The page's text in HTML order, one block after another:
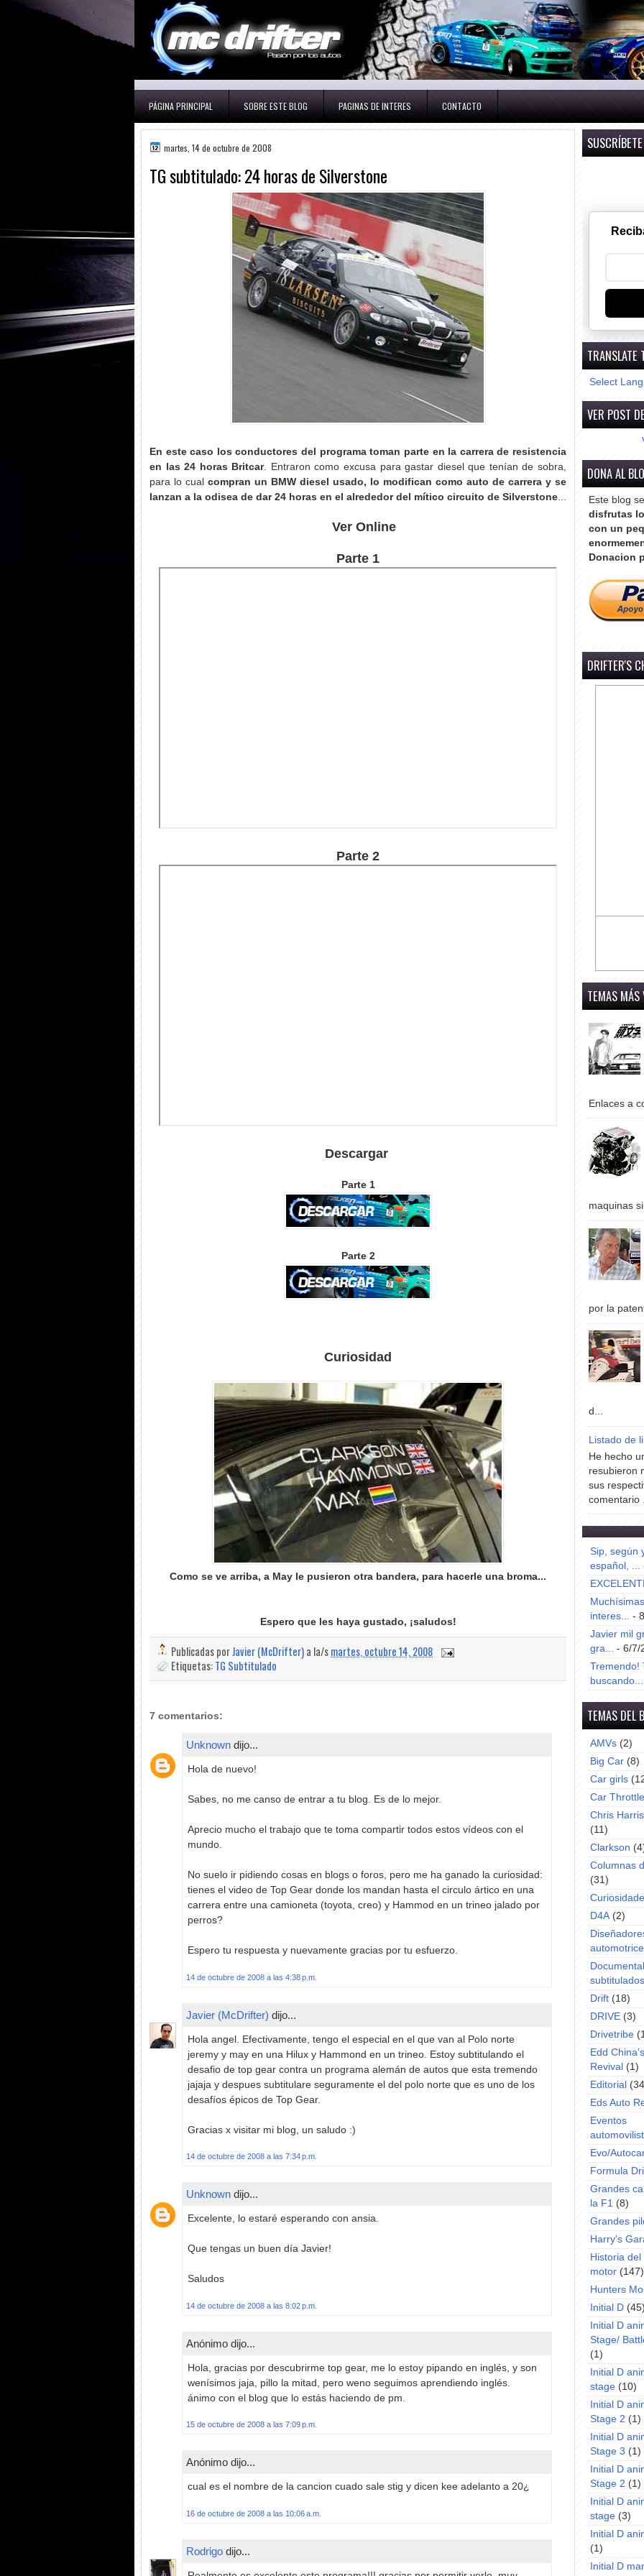
PÁGINA PRINCIPAL SOBRE ESTE BLOG PAGINAS DE INTERES CONTACTO
martes, 14 de octubre de 2008
TG subtitulado: 24 horas de Silverstone
En este caso los conductores del programa toman parte en la carrera de resistencia
en las 24 horas Britcar. Entraron como excusa para gastar diesel que tenían de sobra,
para lo cual compran un BMW diesel usado, lo modifican como auto de carrera y se
lanzan a la odisea de dar 24 horas en el alrededor del mítico circuito de Silverstone
Ver Online
Parte 1
Parte 2
Descargar
Parte 1
Parte 2
Curiosidad
Como se ve arriba, a May le pusieron otra bandera, para hacerle una broma...
Espero que les haya gustado, ¡saludos!
Publicadas porJavier (McDrifter)a la/smartes, octubre 14, 2008
Etiquetas:TG Subtitulado
7 comentarios:
Unknown dijo...
Hola de nuevo!
Sabes, no me canso de entrar a tu blog. Es de lo mejor.
Aprecio mucho el trabajo que te toma compartir todos estos vídeos con el
mundo.
No suelo ir pidiendo cosas en blogs o foros, pero me ha ganado la curiosidad:
tienes el video de Top Gear donde los mandan hasta el circulo ártico en una
carrera entre una camioneta (toyota, creo) y Hammod en un trineo jalado por
perros?
Espero tu respuesta y nuevamente gracias por tu esfuerzo.
14 de octubre de 2008 a las 4:38 p.m.
Javier (McDrifter) dijo...
Hola angel. Efectivamente, tengo el especial en el que van al Polo norte
jeremy y may en una Hilux y Hammond en un trineo. Estoy subtitulando el
desafio de top gear contra un programa alemán de autos que esta tremendo
jajaja y despues subtitulare seguramente el del polo norte que es uno de los
desafíos épicos de Top Gear.
Gracias x visitar mi blog, un saludo :)
14 de octubre de 2008 a las 7:34 p.m.
Unknown dijo...
Excelente, lo estaré esperando con ansia.
Que tengas un buen día Javier!
Saludos
14 de octubre de 2008 a las 8:02 p.m.
Anónimo dijo...
Hola, gracias por descubrirme top gear, me lo estoy pipando en inglés, y son
wenísimos jaja, pillo la mitad, pero weno seguimos aprendiendo inglés.
ánimo con el blog que lo estás haciendo de pm.
15 de octubre de 2008 a las 7:09 p.m.
Anónimo dijo...
cual es el nombre de la cancion cuado sale stig y dicen kee adelanto a 20¿
16 de octubre de 2008 a las 10:06 a.m.
Rodrigo dijo...
TRANSLATE
Select
VER POST
DONA AL
Este blog
disfrutas
con un
Donacion
DRIFTER'S
TEMAS MÁS
Enlaces a
maquinas
por la
d...
Listado de
He hecho
resubieron
sus
comentario
Sip, según
español, ...
interes... -
Javier mil
gra... - 6/7/
Tremendo!
buscando...
TEMAS DEL
AMVs (2)
Big Car (8)
Car girls
Car Throttle
Chris
(11)
Clarkson
Columnas
(31)
D4A (2)
subtitulados
Drift (18)
DRIVE (3)
Drivetribe
Edd
Revival (1)
Editorial
Eds Auto
Eventos
Evo/
Formula
Grandes
la F1 (8)
Grandes
Harry's
Historia
motor (147)
Hunters
Initial D
Initial D
Stage/
(1)
Initial D
stage (10)
Initial D
Stage 2 (1)
Initial D
Stage 3 (1)
Initial D
Stage 2 (1)
Initial D
stage (3)
Initial D
(1)
Initial D